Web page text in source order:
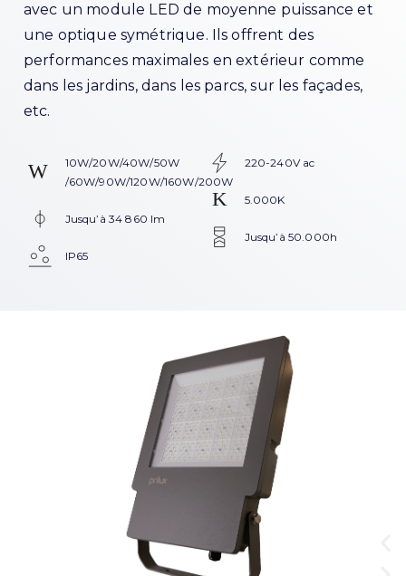
avec un module LED de moyenne puissance et
une optique symétrique. Ils offrent des
performances maximales en extérieur comme
dans les jardins, dans les parcs, sur les façades,
etc.
10W/20W/40W/50W
/60W/90W/120W/160W/200W
Jusqu’à 34 860 lm
IP65
220-240V ac
5.000K
Jusqu’à 50.000h